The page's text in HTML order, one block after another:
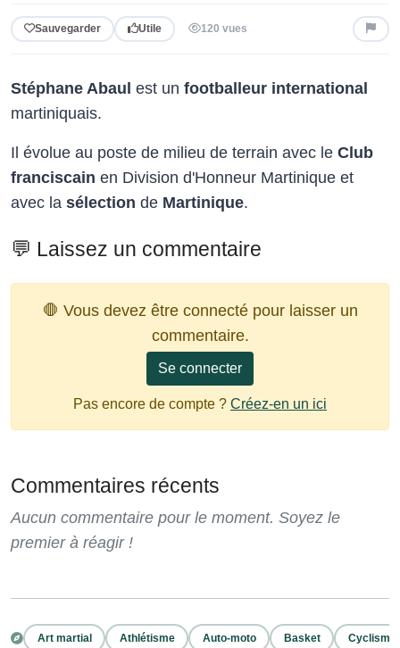
Sauvegarder Utile 120 vues
Stéphane Abaul est un footballeur international
martiniquais.
Il évolue au poste de milieu de terrain avec le Club
franciscain en Division d'Honneur Martinique et
avec la sélection de Martinique.
💬 Laissez un commentaire
🛑 Vous devez être connecté pour laisser un
commentaire.
Se connecter
Pas encore de compte ? Créez-en un ici
Commentaires récents
Aucun commentaire pour le moment. Soyez le
premier à réagir !
Art martial Athlétisme Auto-moto Basket Cyclisme